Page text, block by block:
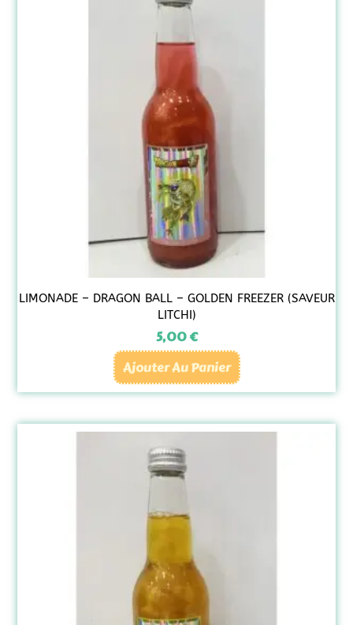
LIMONADE – DRAGON BALL – GOLDEN FREEZER (SAVEUR
LITCHI)
5,00€
Ajouter Au Panier